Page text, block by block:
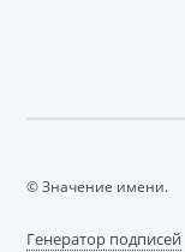
© Значение имени.
Генератор подписей